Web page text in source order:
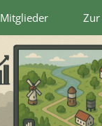
Mitglieder Zur